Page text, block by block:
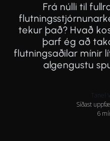
Frá núlli til
tekur það? Hvað
þarf ég að
flutningsaðilar mínir
algengustu
Tanel
Síðast
6